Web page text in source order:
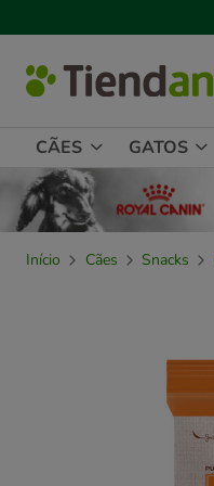
CÃES GATOS
Início Cães Snacks